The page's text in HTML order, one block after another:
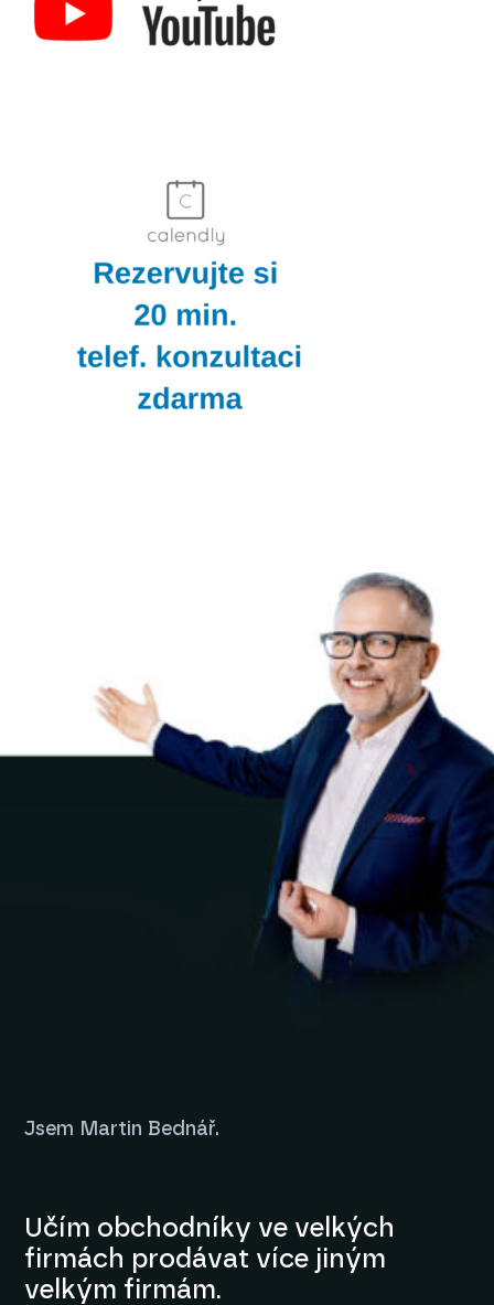
Jsem Martin Bednář.
Učím obchodníky ve velkých
firmách prodávat více jiným
velkým firmám.